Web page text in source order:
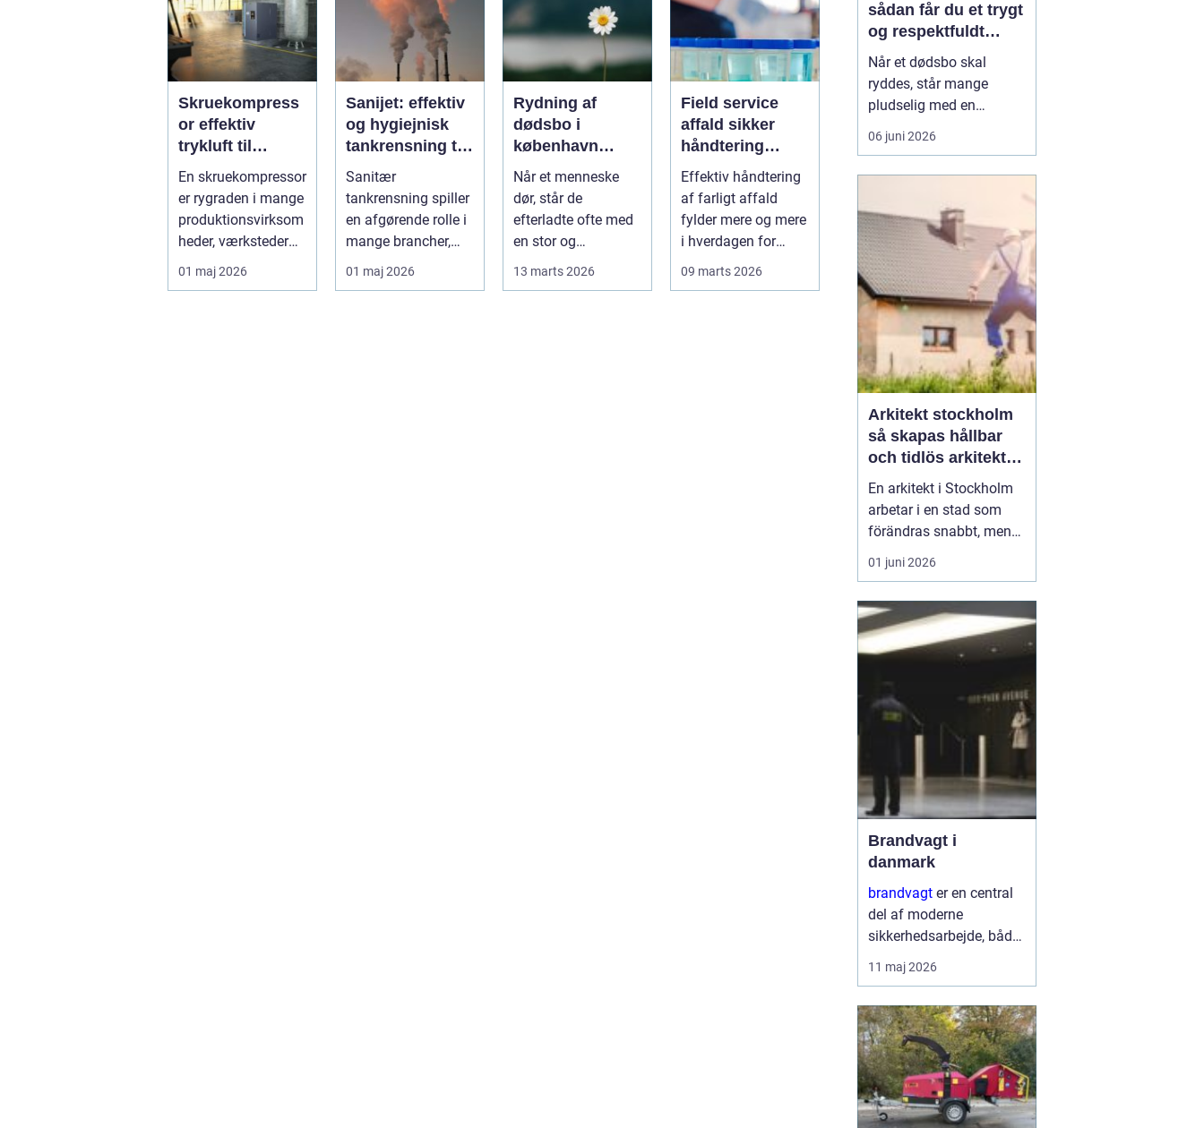
Skruekompress
or effektiv
trykluft til
industri og
værksted
En skruekompressor
er rygraden i mange
produktionsvirksom
heder, værksteder
og autohuse. Den
leverer ...
01 maj 2026
Sanijet: effektiv
og hygiejnisk
tankrensning til
krævende
industrier
Sanitær
tankrensning spiller
en afgørende rolle i
mange brancher,
produktkvalitet,...
01 maj 2026
Rydning af
dødsbo i
københavn
sådan foregår
en tryg og
effektiv proces
Når et menneske
dør, står de
efterladte ofte med
en stor og
13 marts 2026
Field service
affald sikker
håndtering
direkte hos
virksomheden
Effektiv håndtering
af farligt affald
fylder mere og mere
i hverdagen for
09 marts 2026
sådan får du et trygt
og respektfuldt
forløb
Når et dødsbo skal
ryddes, står mange
pludselig med en
praktisk og
følelsesmæssig opgave
rummer minder, og
samtidig er der
tidsfrister, økonomi og
måske uenighed i
familien. Her kan en
professionel løsn...
06 juni 2026
Arkitekt stockholm
så skapas hållbar
och tidlös arkitektur
i huvudstaden
En arkitekt i Stockholm
arbetar i en stad som
förändras snabbt, men
också präglas av starka
historiska lager. Det gör
spännande. När en
privatperson,
fastighetsägare eller
arkitekt i Stockholm
handlar upp...
01 juni 2026
Brandvagt i
danmark
brandvagt er en central
del af moderne
sikkerhedsarbejde, både
på byggepladser, ved
events og i virksomheder
brandrisiko. En
professionel ordning
med brandvagt handler
ikke kun...
11 maj 2026